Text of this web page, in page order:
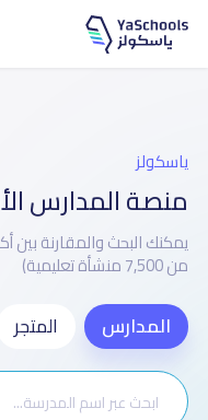
ياسكولز
منصة المدارس
من 7,500 منشأة تعليمية)
المدارس المتجر